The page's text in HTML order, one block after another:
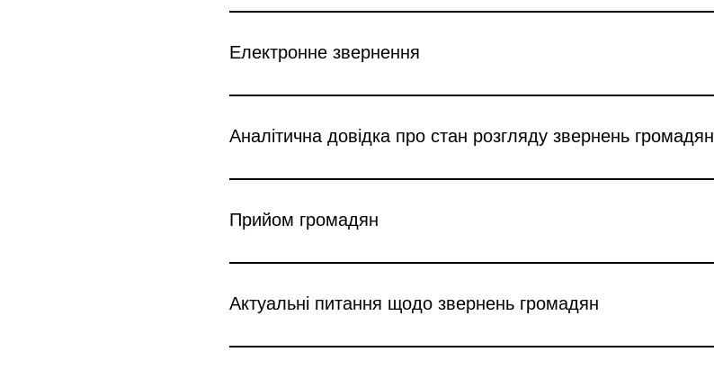
Електронне звернення
Аналітична довідка про стан розгляду звернень громадян
Прийом громадян
Актуальні питання щодо звернень громадян